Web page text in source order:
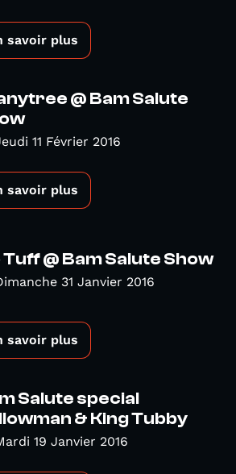
savoir plus
@ Bam Salute
11 Février 2016
savoir plus
Tuff @ Bam Salute Show
31 Janvier 2016
savoir plus
Salute special
& King Tubby
19 Janvier 2016